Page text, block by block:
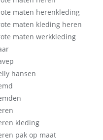
maten herenkleding
maten kleding heren
maten werkkleding
hansen
kleding
pak op maat